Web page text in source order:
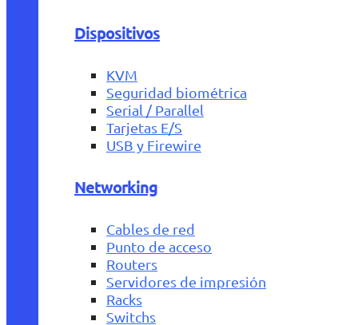
Dispositivos
KVM
Seguridad biométrica
Serial / Parallel
Tarjetas E/S
USB y Firewire
Networking
Cables de red
Punto de acceso
Routers
Servidores de impresión
Racks
Switchs